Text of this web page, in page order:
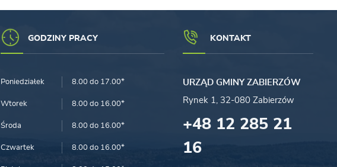
GODZINY PRACY
Poniedziałek 8.00 do 17.00*
Wtorek 8.00 do 16.00*
Środa 8.00 do 16.00*
Czwartek 8.00 do 16.00*
KONTAKT
URZĄD GMINY ZABIERZÓW
Rynek 1, 32-080 Zabierzów
+48 12 285 21
16